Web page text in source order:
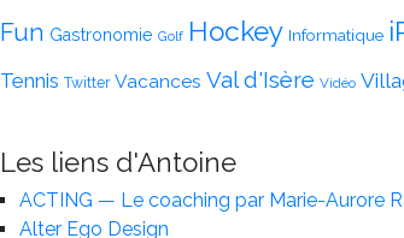
Fun Gastronomie Golf Hockey Informatique
Tennis Twitter Vacances Val d'Isère Vidéo
Les liens d'Antoine
ACTING — Le coaching par Marie-Aurore
Alter Ego Design